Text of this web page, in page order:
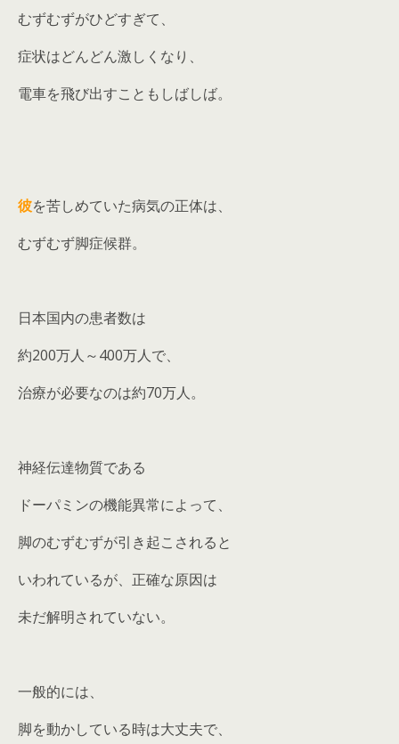
むずむずがひどすぎて、
症状はどんどん激しくなり、
電車を飛び出すこともしばしば。
彼を苦しめていた病気の正体は、
むずむず脚症候群。
日本国内の患者数は
約200万人～400万人で、
治療が必要なのは約70万人。
神経伝達物質である
ドーパミンの機能異常によって、
脚のむずむずが引き起こされると
いわれているが、正確な原因は
未だ解明されていない。
一般的には、
脚を動かしている時は大丈夫で、